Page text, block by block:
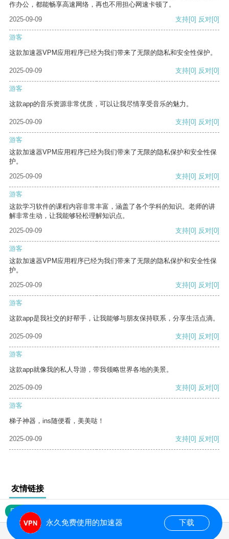
作办公，都能畅享高速网络，再也不用担心网速卡顿了。
2025-09-09
支持[0] 反对[0]
游客
这款加速器VPM应用程序已经为我们带来了无限的隐私和安全性保护。
2025-09-09 支持[0] 反对[0]
游客
这款app的音乐资源非常优质，可以让我尽情享受音乐的魅力。
2025-09-09 支持[0] 反对[0]
游客
这款加速器VPM应用程序已经为我们带来了无限的隐私保护和安全性保
护。
2025-09-09
支持[0] 反对[0]
游客
这款学习软件的课程内容非常丰富，涵盖了各个学科的知识。老师的讲
解非常生动，让我能够轻松理解知识点。
2025-09-09
支持[0] 反对[0]
游客
这款加速器VPM应用程序已经为我们带来了无限的隐私保护和安全性保
护。
2025-09-09
支持[0] 反对[0]
游客
这款app是我社交的好帮手，让我能够与朋友保持联系，分享生活点滴。
2025-09-09 支持[0] 反对[0]
游客
这款app就像我的私人导游，带我领略世界各地的美景。
2025-09-09 支持[0] 反对[0]
游客
梯子神器，ins随便看，美美哒！
2025-09-09 支持[0] 反对[0]
友情链接
网站地图
永久免费使用的加速器 下载